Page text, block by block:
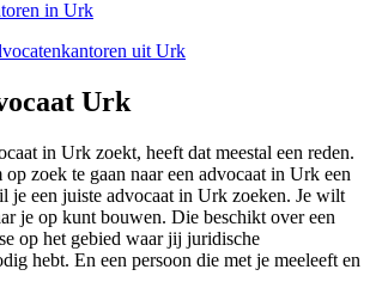
in Urk
uit Urk
Urk
in Urk zoekt, heeft dat meestal een reden.
op zoek te gaan naar een advocaat in Urk een
je een juiste advocaat in Urk zoeken. Je wilt
je op kunt bouwen. Die beschikt over een
op het gebied waar jij juridische
hebt. En een persoon die met je meeleeft en